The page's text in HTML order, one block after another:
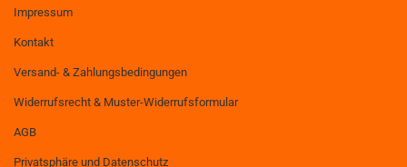
Impressum
Kontakt
Versand- & Zahlungsbedingungen
Widerrufsrecht & Muster-Widerrufsformular
AGB
Privatsphäre und Datenschutz